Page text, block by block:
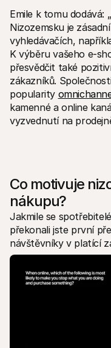
Emile k tomu dodává:
Nizozemsku je
vyhledávačích,
K výběru vašeho e-
přesvědčit také
zákazníků.
popularity
kamenné a online
vyzvednutí na
Co motivuje
nákupu?
Jakmile se
překonali jste první
návštěvníky v platící